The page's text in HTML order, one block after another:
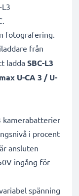
fotografering.
från
ladda SBC-L3
U-CA 3 / U-
kamerabatterier
i procent
ansluten
ingång för
spänning